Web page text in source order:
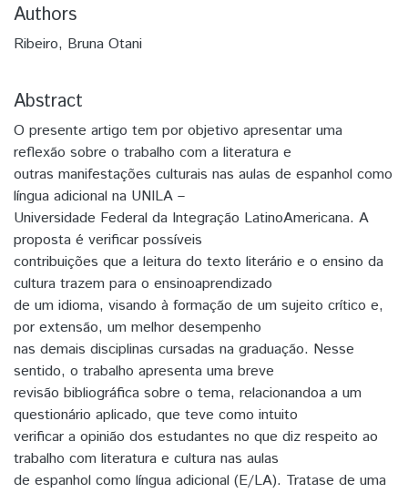
Authors
Ribeiro, Bruna Otani
Abstract
O presente artigo tem por objetivo apresentar uma
reflexão sobre o trabalho com a literatura e
outras manifestações culturais nas aulas de espanhol como
língua adicional na UNILA –
Universidade Federal da Integração LatinoAmericana. A
proposta é verificar possíveis
contribuições que a leitura do texto literário e o ensino da
cultura trazem para o ensinoaprendizado
de um idioma, visando à formação de um sujeito crítico e,
por extensão, um melhor desempenho
nas demais disciplinas cursadas na graduação. Nesse
sentido, o trabalho apresenta uma breve
revisão bibliográfica sobre o tema, relacionandoa a um
questionário aplicado, que teve como intuito
verificar a opinião dos estudantes no que diz respeito ao
trabalho com literatura e cultura nas aulas
de espanhol como língua adicional (E/LA). Tratase de uma